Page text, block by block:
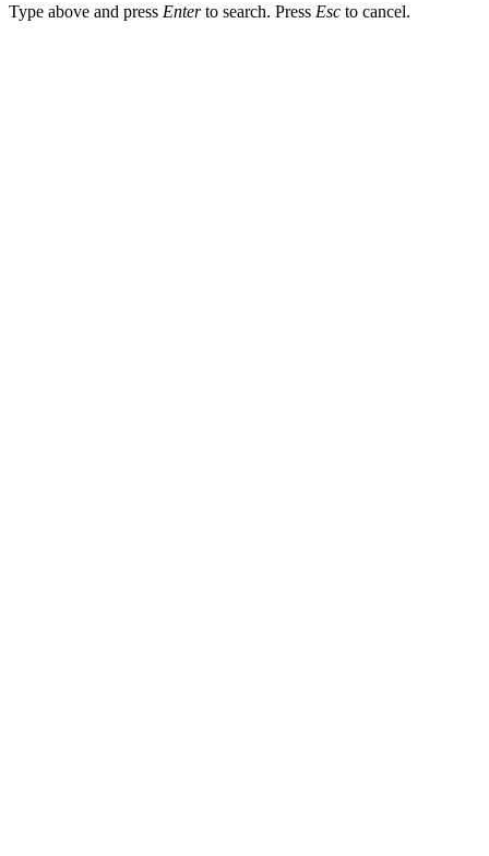
Type above and press Enterto search. Press Esc to cancel.